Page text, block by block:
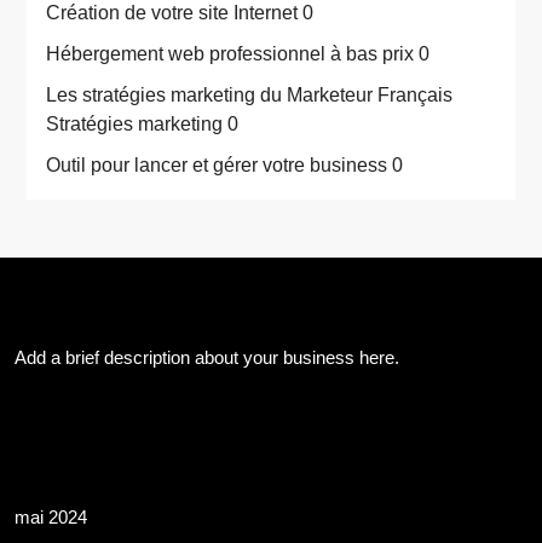
Création de votre site Internet0
Hébergement web professionnel à bas prix 0
Les stratégies marketing du Marketeur Français
Stratégies marketing 0
Outil pour lancer et gérer votre business 0
Add a brief description about your business here.
mai 2024